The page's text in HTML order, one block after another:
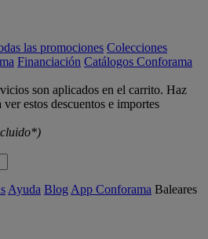
las promociones Colecciones
Financiación Catálogos Conforama
son aplicados en el carrito. Haz
estos descuentos e importes
Ayuda Blog App Conforama Baleares